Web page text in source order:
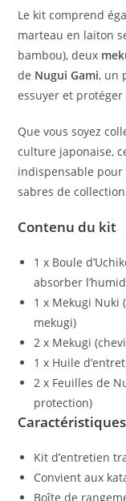
Le kit comprend
marteau en laiton
bambou), deux
de Nugui Gami, un
essuyer et protéger
Que vous soyez
culture japonaise,
indispensable pour
sabres de
Contenu du kit
1 x Boule
absorber
1 x Mekugi
mekugi)
2 x Mekugi
1 x Huile
2 x Feuilles de
protection)
Caractéristiques
Kit d’entretien
Convient aux
Boîte de